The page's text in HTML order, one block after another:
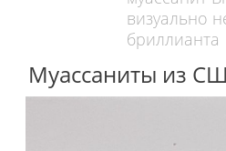
визуально
бриллианта
Муассаниты из